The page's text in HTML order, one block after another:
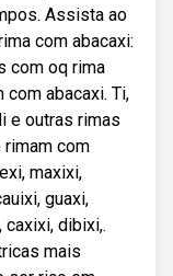
Assista ao
com abacaxi:
com oq rima
com abacaxi. Ti,
e outras rimas
rimam com
maxixi,
guaxi,
caxixi, dibixi,.
mais